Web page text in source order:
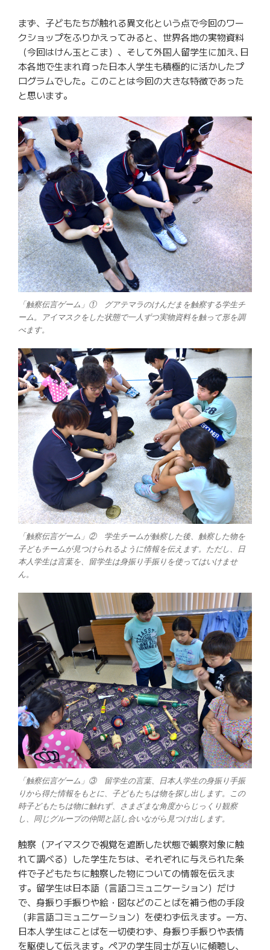
まず、子どもたちが触れる異文化という点で今回のワー
クショップをふりかえってみると、世界各地の実物資料
（今回はけん玉とこま）、そして外国人留学生に加え､日
本各地で生まれ育った日本人学生も積極的に活かしたプ
ログラムでした。このことは今回の大きな特徴であった
と思います。
「触察伝言ゲーム」① グアテマラのけんだまを触察する学生チ
ーム。アイマスクをした状態で一人ずつ実物資料を触って形を調
べます。
「触察伝言ゲーム」② 学生チームが触察した後、触察した物を
子どもチームが見つけられるように情報を伝えます。ただし、日
本人学生は言葉を、留学生は身振り手振りを使ってはいけませ
ん。
「触察伝言ゲーム」③ 留学生の言葉、日本人学生の身振り手振
りから得た情報をもとに、子どもたちは物を探し出します。この
時子どもたちは物に触れず、さまざまな角度からじっくり観察
し、同じグループの仲間と話し合いながら見つけ出します。
触察（アイマスクで視覚を遮断した状態で観察対象に触
れて調べる）した学生たちは、それぞれに与えられた条
件で子どもたちに触察した物についての情報を伝えま
す。留学生は日本語（言語コミュニケーション）だけ
で、身振り手振りや絵・図などのことばを補う他の手段
（非言語コミュニケーション）を使わず伝えます。一方､
日本人学生はことばを一切使わず、身振り手振りや表情
を駆使して伝えます。ペアの学生同士が互いに傾聴し、